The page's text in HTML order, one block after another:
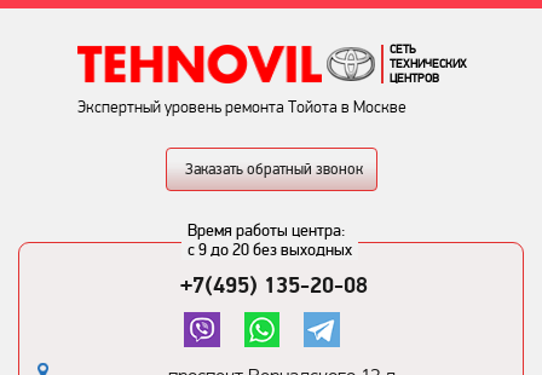
СЕТЬ
ТЕХНИЧЕСКИХ
ЦЕНТРОВ
Экспертный уровень ремонта Тойота в Москве
Заказать обратный звонок
Время работы центра:
с 9 до 20 без выходных
+7(495) 135-20-08